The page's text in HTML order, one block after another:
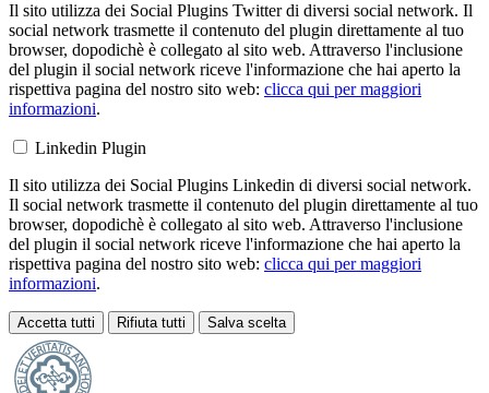
Il sito utilizza dei Social Plugins Twitter di diversi social network. Il
social network trasmette il contenuto del plugin direttamente al tuo
browser, dopodichè è collegato al sito web. Attraverso l'inclusione
del plugin il social network riceve l'informazione che hai aperto la
rispettiva pagina del nostro sito web: clicca qui per maggiori
informazioni.
Linkedin Plugin
Il sito utilizza dei Social Plugins Linkedin di diversi social network.
Il social network trasmette il contenuto del plugin direttamente al tuo
browser, dopodichè è collegato al sito web. Attraverso l'inclusione
del plugin il social network riceve l'informazione che hai aperto la
rispettiva pagina del nostro sito web: clicca qui per maggiori
informazioni.
Accetta tutti Rifiuta tutti Salva scelta
Loading...